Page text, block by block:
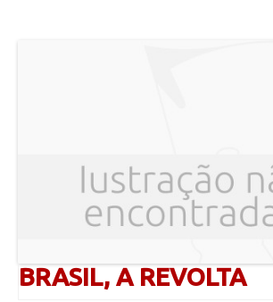
BRASIL, A REVOLTA